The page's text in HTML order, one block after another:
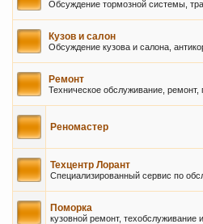
Обсуждение тормозной системы,
Кузов и салон
Обсуждение кузова и салона,
Ремонт
Техническое обслуживание, ремонт,
Реномастер
Техцентр Лорант
Специализированный сервис по
Поморка
кузовной ремонт, техобслуживание